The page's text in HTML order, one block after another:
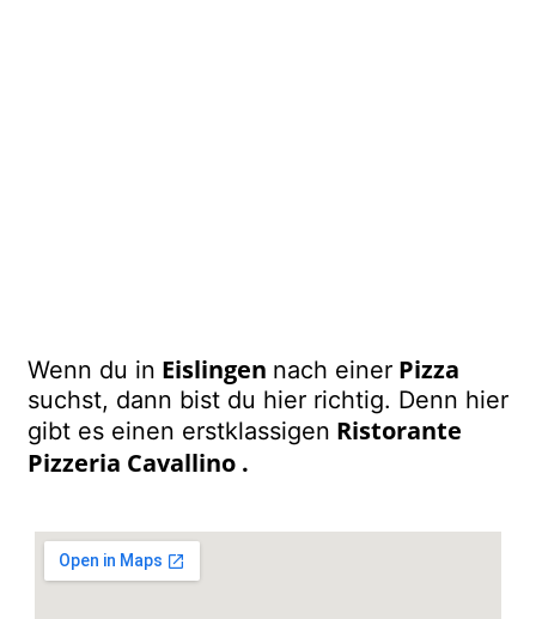
Wenn du in Eislingen nach einer Pizza
suchst, dann bist du hier richtig. Denn hier
gibt es einen erstklassigen Ristorante
Pizzeria Cavallino .